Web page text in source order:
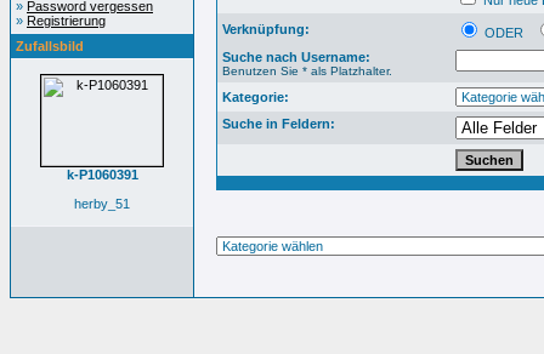
» Password vergessen
» Registrierung
Zufallsbild
k-P1060391
herby_51
Verknüpfung:
ODER
Suche nach Username:
Benutzen Sie * als Platzhalter.
Kategorie:
Suche in Feldern: